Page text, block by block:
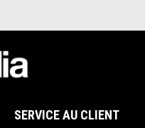
SERVICE AU CLIENT